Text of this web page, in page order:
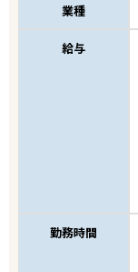
業種
給与
勤務時間